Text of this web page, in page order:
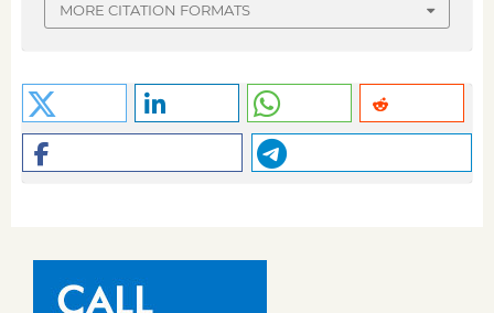
MORE CITATION FORMATS